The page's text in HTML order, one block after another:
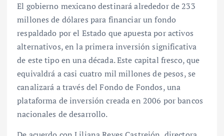
El gobierno mexicano destinará alrededor de 233
millones de dólares para financiar un fondo
respaldado por el Estado que apuesta por activos
alternativos, en la primera inversión significativa
de este tipo en una década. Este capital fresco, que
equivaldrá a casi cuatro mil millones de pesos, se
canalizará a través del Fondo de Fondos, una
plataforma de inversión creada en 2006 por bancos
nacionales de desarrollo.